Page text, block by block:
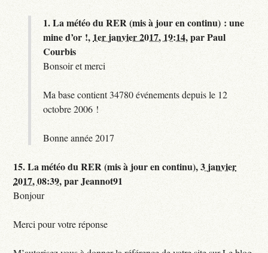
1.La météo du RER (mis à jour en continu) : une
mine d’or !, 1er janvier 2017, 19:14,parPaul
Courbis
Bonsoir et merci
Ma base contient 34780 événements depuis le 12
octobre 2006 !
Bonne année 2017
15.La météo du RER (mis à jour en continu),3 janvier
2017, 08:39,parJeannot91
Bonjour
Merci pour votre réponse